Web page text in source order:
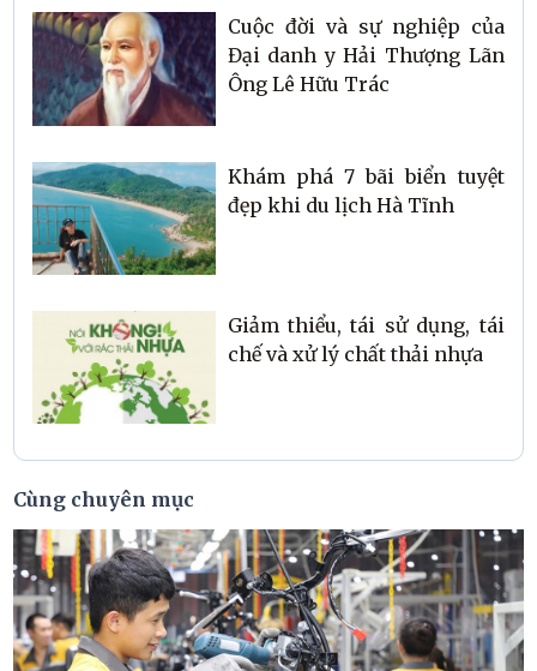
Cuộc đời và sự nghiệp của
Đại danh y Hải Thượng Lãn
Ông Lê Hữu Trác
Khám phá 7 bãi biển tuyệt
đẹp khi du lịch Hà Tĩnh
Giảm thiểu, tái sử dụng, tái
chế và xử lý chất thải nhựa
Cùng chuyên mục